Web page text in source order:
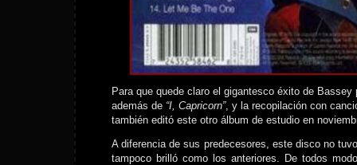
Para que quede claro el gigantesco éxito de Bassey
además de “I, Capricorn”, y la recopilación con
también editó este otro álbum de estudio en
A diferencia de sus predecesores, este disco no
tampoco brilló como los anteriores. De todos